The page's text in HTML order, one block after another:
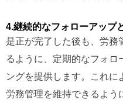
4.継続的なフォローアップ
是正が完了した後も、労務
るように、定期的なフォロ
ングを提供します。これに
労務管理を維持できるよう